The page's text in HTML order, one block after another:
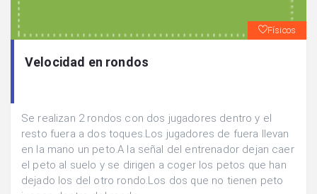
Físicos
Velocidad en rondos
Se realizan 2 rondos con dos jugadores dentro y el
resto fuera a dos toques.Los jugadores de fuera llevan
en la mano un peto.A la señal del entrenador dejan caer
el peto al suelo y se dirigen a coger los petos que han
dejado los del otro rondo.Los dos que no tienen peto